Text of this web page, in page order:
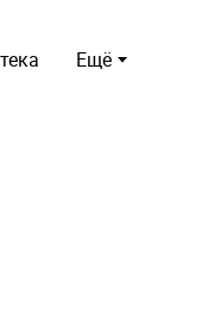
Ещё